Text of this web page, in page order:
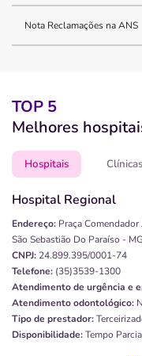
Nota Reclamações na ANS
TOP 5
Melhores
Hospitais Clínicas
Hospital Regional
Endereço: Praça
São Sebastião Do Paraíso -
CNPJ: 24.899.395/0001-74
Telefone: (35)3539-1300
Atendimento de urgência e
Atendimento odontológico:
Tipo de prestador:
Disponibilidade:Tempo